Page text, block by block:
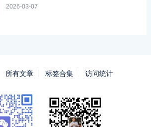
2026-03-07
所有文章 标签合集 访问统计